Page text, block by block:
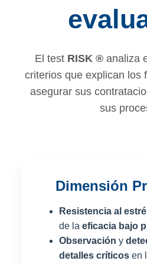
El test RISK ®analiza
criterios que explican los
asegurar sus
sus
Dimensión
Resistencia al
de la eficacia bajo
Observación y
detalles críticos en